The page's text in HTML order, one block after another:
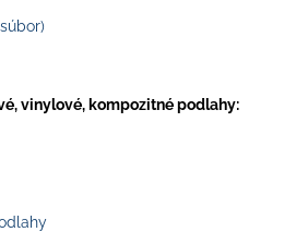
vinylové, kompozitné podlahy: